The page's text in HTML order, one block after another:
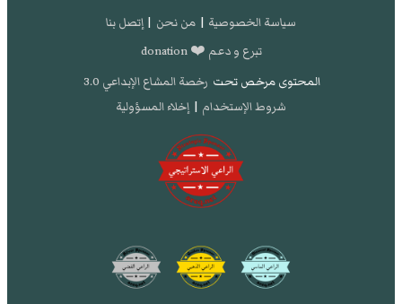
سياسة الخصوصية | من نحن | إتصل بنا
تبرع و دعم ❤️ donation
المحتوى مرخص تحت رخصة المشاع الإبداعي 3.0
شروط الإستخدام | إخلاء المسؤولية